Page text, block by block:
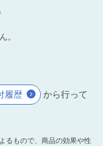
。
履歴
から行って
るもので、商品の効果や性